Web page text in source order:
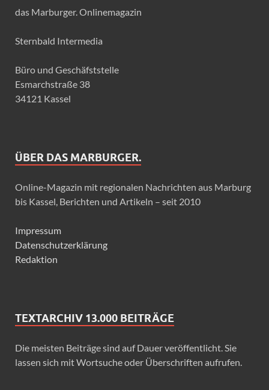
das Marburger. Onlinemagazin
Sternbald Intermedia
Büro und Geschäfststelle
Esmarchstraße 38
34121 Kassel
ÜBER DAS MARBURGER.
Online-Magazin mit regionalen Nachrichten aus Marburg
bis Kassel, Berichten und Artikeln – seit 2010
Impressum
Datenschutzerklärung
Redaktion
TEXTARCHIV 13.000 BEITRÄGE
Die meisten Beiträge sind auf Dauer veröffentlicht. Sie
lassen sich mit Wortsuche oder Überschriften aufrufen.